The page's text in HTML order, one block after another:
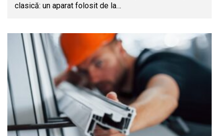
clasică: un aparat folosit de la…